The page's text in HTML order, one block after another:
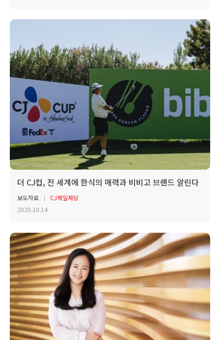
더 CJ컵, 전 세계에 한식의 매력과 비비고 브랜드 알린다
보도자료
CJ제일제당
2020.10.14